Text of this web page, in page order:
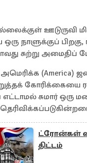
ஊடுருவி
ஒரு நாளுக்குப்
சுற்று அமைதிப்
(America)
கோரிக்கையை
எட்டாமல் சுமார் ஒரு
ட்ரோன்கள்
திட்டம்